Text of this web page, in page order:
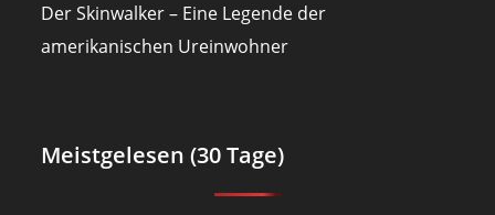
Der Skinwalker – Eine Legende der
amerikanischen Ureinwohner
Meistgelesen (30 Tage)